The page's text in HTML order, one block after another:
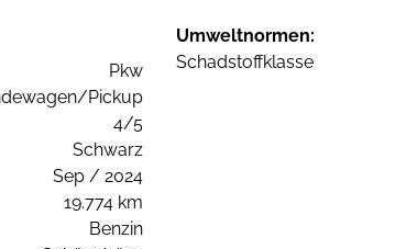
Pkw
Pickup
4/5
Schwarz
Sep / 2024
19.774 km
Benzin
Umweltnormen:
Schadstoffklasse